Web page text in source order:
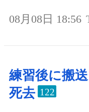
08月08日 18:56
練習後に搬
死去 122